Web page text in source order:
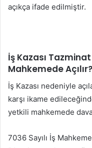
açıkça ifade edilmiştir.
İş Kazası
Mahkemede Açılır?
İş Kazası nedeniyle
karşı ikame
yetkili mahkemede
7036 Sayılı İş